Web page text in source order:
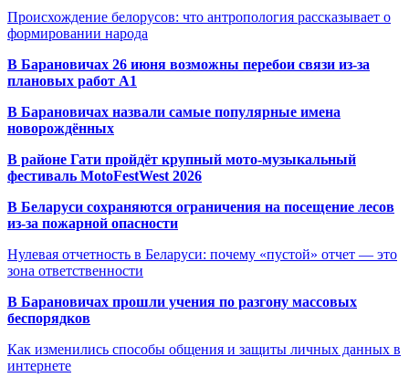
Происхождение белорусов: что антропология рассказывает о
формировании народа
В Барановичах 26 июня возможны перебои связи из-за
плановых работ A1
В Барановичах назвали самые популярные имена
новорождённых
В районе Гати пройдёт крупный мото-музыкальный
фестиваль MotoFestWest 2026
В Беларуси сохраняются ограничения на посещение лесов
из-за пожарной опасности
Нулевая отчетность в Беларуси: почему «пустой» отчет — это
зона ответственности
В Барановичах прошли учения по разгону массовых
беспорядков
Как изменились способы общения и защиты личных данных в
интернете